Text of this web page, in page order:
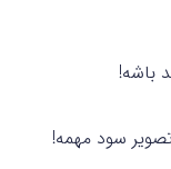
باشه!